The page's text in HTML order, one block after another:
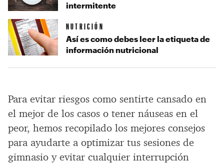
Para evitar riesgos como sentirte cansado en
el mejor de los casos o tener náuseas en el
peor, hemos recopilado los mejores consejos
para ayudarte a optimizar tus sesiones de
gimnasio y evitar cualquier interrupción
intermitente
NUTRICIÓN
Así es como debes leer la etiqueta de
información nutricional